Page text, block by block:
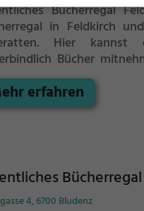
Bücherregal
in Feldkirch
Hier kannst
Bücher
alten Bücher abgeben.
erfahren
4, 6700 Bludenz